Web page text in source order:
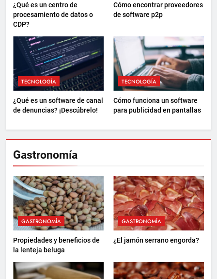
¿Qué es un centro de
procesamiento de datos o
CDP?
Cómo encontrar proveedores
de software p2p
TECNOLOGÍA
¿Qué es un software de canal
de denuncias? ¡Descúbrelo!
TECNOLOGÍA
Cómo funciona un software
para publicidad en pantallas
Gastronomía
GASTRONOMÍA
Propiedades y beneficios de
la lenteja beluga
GASTRONOMÍA
¿El jamón serrano engorda?